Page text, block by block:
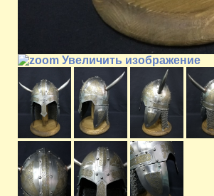
Увеличить изображение